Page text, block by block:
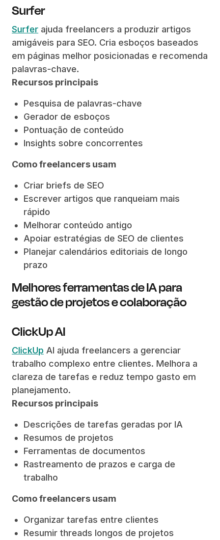
Surfer
Surfer ajuda freelancers a produzir artigos
amigáveis para SEO. Cria esboços baseados
em páginas melhor posicionadas e recomenda
palavras-chave.
Recursos principais
Pesquisa de palavras-chave
Gerador de esboços
Pontuação de conteúdo
Insights sobre concorrentes
Como freelancers usam
Criar briefs de SEO
Escrever artigos que ranqueiam mais
rápido
Melhorar conteúdo antigo
Apoiar estratégias de SEO de clientes
Planejar calendários editoriais de longo
prazo
Melhores ferramentas de IA para
gestão de projetos e colaboração
ClickUp AI
ClickUp AI ajuda freelancers a gerenciar
trabalho complexo entre clientes. Melhora a
clareza de tarefas e reduz tempo gasto em
planejamento.
Recursos principais
Descrições de tarefas geradas por IA
Resumos de projetos
Ferramentas de documentos
Rastreamento de prazos e carga de
trabalho
Como freelancers usam
Organizar tarefas entre clientes
Resumir threads longos de projetos